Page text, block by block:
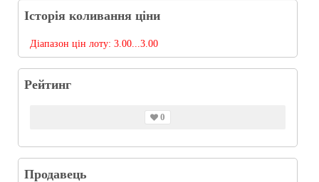
Історія коливання ціни
Діапазон цін лоту: 3.00...3.00
Рейтинг
0
Продавець